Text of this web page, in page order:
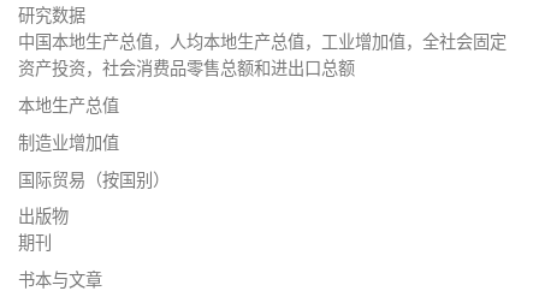
研究数据
中国本地生产总值，人均本地生产总值，工业增加值，全社会固定
资产投资，社会消费品零售总额和进出口总额
本地生产总值
制造业增加值
国际贸易（按国别）
出版物
期刊
书本与文章